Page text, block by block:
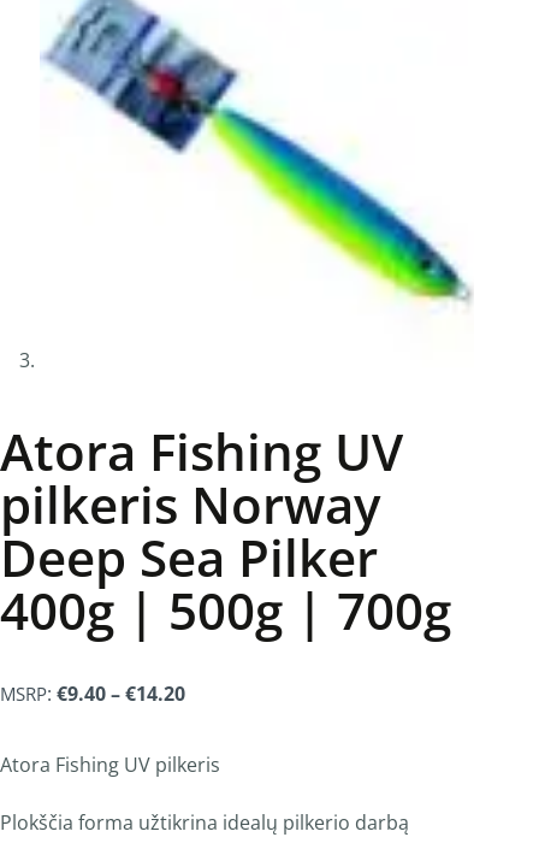
Atora Fishing UV
pilkeris Norway
Deep Sea Pilker
400g | 500g | 700g
MSRP: €9.40–€14.20
Atora Fishing UV pilkeris
Plokščia forma užtikrina idealų pilkerio darbą